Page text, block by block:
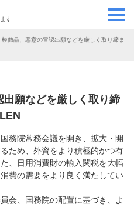
す
模倣品、悪意の冒認出願などを厳しく取り締ま
願などを厳しく取り締
務院常務会議を開き、拡大・開
ため、外資をより積極的かつ有
、日用消費財の輸入関税を大幅
費の需要をより良く満たしてい
、国務院の配置に基づき、よ